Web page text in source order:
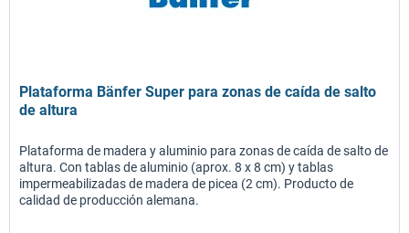
Plataforma Bänfer Super para zonas de caída de salto
de altura
Plataforma de madera y aluminio para zonas de caída de salto de
altura. Con tablas de aluminio (aprox. 8 x 8 cm) y tablas
impermeabilizadas de madera de picea (2 cm). Producto de
calidad de producción alemana.